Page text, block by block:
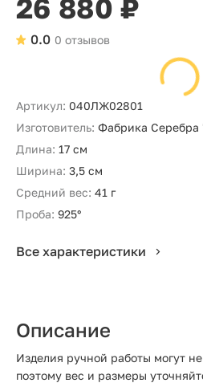
26 880 ₽
0 отзывов
0.0
Артикул: 040ЛЖ02801
Изготовитель: Фабрика Серебра
Длина: 17 см
Ширина: 3,5 см
Средний вес: 41 г
Проба: 925°
Все характеристики
Описание
Изделия ручной работы могут
поэтому вес и размеры